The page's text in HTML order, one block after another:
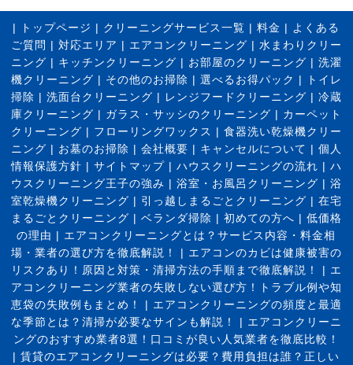
| トップページ | クリーニングサービス一覧 | 料金 | よくある
ご質問 | 対応エリア | エアコンクリーニング | 水まわりクリー
ニング | キッチンクリーニング | お部屋のクリーニング | 洗濯
機クリーニング | その他のお掃除 | 選べるお得パック |
トイレ
掃除 | 洗面台クリーニング | レンジフードクリーニング | 冷蔵
庫クリーニング | ガラス・サッシのクリーニング | カーペット
クリーニング | フローリングワックス | 食器洗い乾燥機クリー
ニング | お墓のお掃除 | 会社概要 | キャンセルについて | 個人
情報保護方針 | サイトマップ| ハウスクリーニングの流れ | ハ
ウスクリーニング王子の強み | 浴室・お風呂クリーニング | 浴
室乾燥機クリーニング | 引っ越しまるごとクリーニング | 在宅
まるごとクリーニング | ベランダ掃除 | 初めての方へ | 低価格
の理由 | エアコンクリーニングとは？サービス内容・料金相
場・業者の選び方を徹底解説！
| エアコンのカビは健康被害の
リスクあり！原因と対策・清掃方法の手順まで徹底解説！
| エ
アコンクリーニング業者の失敗しない選び方！トラブル例や知
恵袋の失敗例もまとめ！
| エアコンクリーニングの頻度と最適
な季節とは？清掃が必要なサインも解説！
| エアコンクリーニ
ングのおすすめ業者8選！口コミが良い人気業者を徹底比較！
| 賃貸のエアコンクリーニングは必要？費用負担は誰？正しい